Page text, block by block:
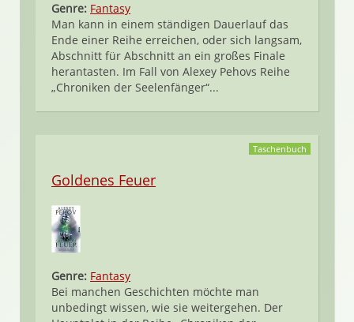
Genre: Fantasy
Man kann in einem ständigen Dauerlauf das
Ende einer Reihe erreichen, oder sich langsam,
Abschnitt für Abschnitt an ein großes Finale
herantasten. Im Fall von Alexey Pehovs Reihe
„Chroniken der Seelenfänger“...
Taschenbuch
Goldenes Feuer
Genre: Fantasy
Bei manchen Geschichten möchte man
unbedingt wissen, wie sie weitergehen. Der